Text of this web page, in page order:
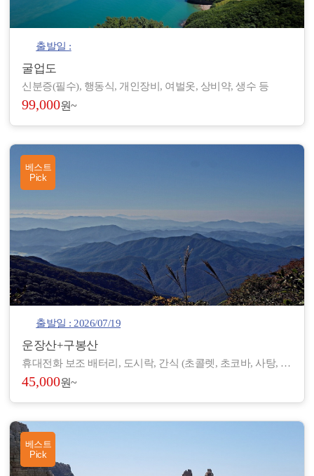
출발일 :
굴업도
신분증(필수), 행동식, 개인장비, 여벌옷, 상비약, 생수 등
99,000원~
베스트
Pick
출발일 : 2026/07/19
운장산+구봉산
휴대전화 보조 배터리, 도시락, 간식 (초콜렛, 초코바, 사탕, 온수), 아이젠, 스틱, 랜턴, 장갑, 방한 재킷, 방한모, 무릎 보호대, 우의, 개인장비, 여벌 옷, 개인 상비약 등
45,000원~
베스트
Pick